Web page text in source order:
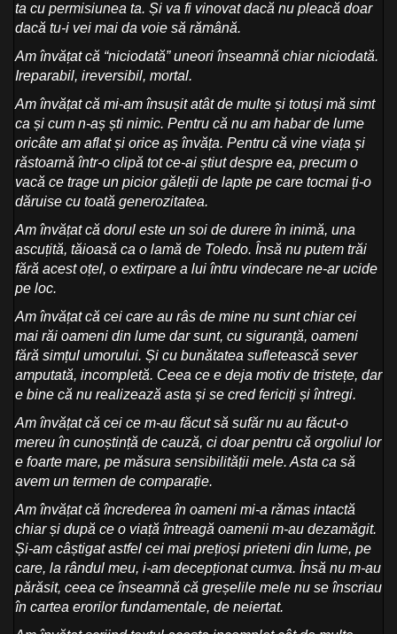
ta cu permisiunea ta. Și va fi vinovat dacă nu pleacă doar
dacă tu-i vei mai da voie să rămână.
Am învățat că “niciodată” uneori înseamnă chiar niciodată.
Ireparabil, ireversibil, mortal.
Am învățat că mi-am însușit atât de multe și totuși mă simt
ca și cum n-aș ști nimic. Pentru că nu am habar de lume
oricâte am aflat și orice aș învăța. Pentru că vine viața și
răstoarnă într-o clipă tot ce-ai știut despre ea, precum o
vacă ce trage un picior găleții de lapte pe care tocmai ți-o
dăruise cu toată generozitatea.
Am învățat că dorul este un soi de durere în inimă, una
ascuțită, tăioasă ca o lamă de Toledo. Însă nu putem trăi
fără acest oțel, o extirpare a lui întru vindecare ne-ar ucide
pe loc.
Am învățat că cei care au râs de mine nu sunt chiar cei
mai răi oameni din lume dar sunt, cu siguranță, oameni
fără simțul umorului. Și cu bunătatea sufletească sever
amputată, incompletă. Ceea ce e deja motiv de tristețe, dar
e bine că nu realizează asta și se cred fericiți și întregi.
Am învățat că cei ce m-au făcut să sufăr nu au făcut-o
mereu în cunoștință de cauză, ci doar pentru că orgoliul lor
e foarte mare, pe măsura sensibilității mele. Asta ca să
avem un termen de comparație.
Am învățat că încrederea în oameni mi-a rămas intactă
chiar și după ce o viață întreagă oamenii m-au dezamăgit.
Și-am câștigat astfel cei mai prețioși prieteni din lume, pe
care, la rândul meu, i-am decepționat cumva. Însă nu m-au
părăsit, ceea ce înseamnă că greșelile mele nu se înscriau
în cartea erorilor fundamentale, de neiertat.